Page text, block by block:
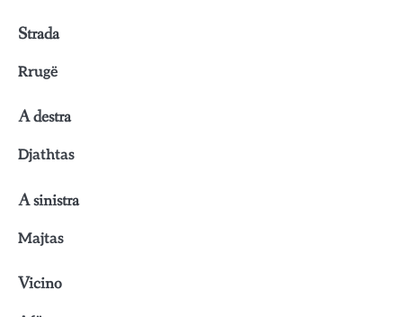
Strada
Rrugë
A destra
Djathtas
A sinistra
Majtas
Vicino